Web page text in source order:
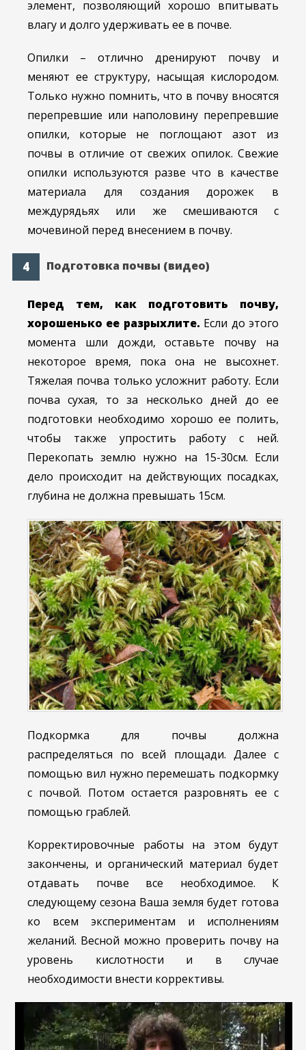
элемент, позволяющий хорошо впитывать
влагу и долго удерживать ее в почве.
Опилки – отлично дренируют почву и
меняют ее структуру, насыщая кислородом.
Только нужно помнить, что в почву вносятся
перепревшие или наполовину перепревшие
опилки, которые не поглощают азот из
почвы в отличие от свежих опилок. Свежие
опилки используются разве что в качестве
материала для создания дорожек в
междурядьях или же смешиваются с
мочевиной перед внесением в почву.
Подготовка почвы (видео)
Перед тем, как подготовить почву,
хорошенько ее разрыхлите. Если до этого
момента шли дожди, оставьте почву на
некоторое время, пока она не высохнет.
Тяжелая почва только усложнит работу. Если
почва сухая, то за несколько дней до ее
подготовки необходимо хорошо ее полить,
чтобы также упростить работу с ней.
Перекопать землю нужно на 15-30см. Если
дело происходит на действующих посадках,
глубина не должна превышать 15см.
Подкормка для почвы должна
распределяться по всей площади. Далее с
помощью вил нужно перемешать подкормку
с почвой. Потом остается разровнять ее с
помощью граблей.
Корректировочные работы на этом будут
закончены, и органический материал будет
отдавать почве все необходимое. К
следующему сезона Ваша земля будет готова
ко всем экспериментам и исполнениям
желаний. Весной можно проверить почву на
уровень кислотности и в случае
необходимости внести коррективы.